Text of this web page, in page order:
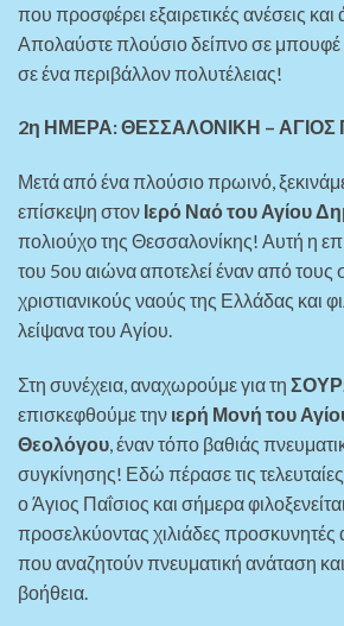
που προσφέρει εξαιρετικές ανέσεις
Απολαύστε πλούσιο δείπνο σε μπουφέ
σε ένα περιβάλλον πολυτέλειας!
2η ΗΜΕΡΑ: ΘΕΣΣΑΛΟΝΙΚΗ – ΑΓΙΟΣ
Μετά από ένα πλούσιο πρωινό,
επίσκεψη στον Ιερό Ναό του Αγίου
πολιούχο της Θεσσαλονίκης! Αυτή η
του 5ου αιώνα αποτελεί έναν από τους
χριστιανικούς ναούς της Ελλάδας και
λείψανα του Αγίου.
Στη συνέχεια, αναχωρούμε για τη
επισκεφθούμε την ιερή Μονή του
Θεολόγου, έναν τόπο βαθιάς
συγκίνησης! Εδώ πέρασε τις
ο Άγιος Παΐσιος και σήμερα
προσελκύοντας χιλιάδες
που αναζητούν πνευματική ανάταση
βοήθεια.